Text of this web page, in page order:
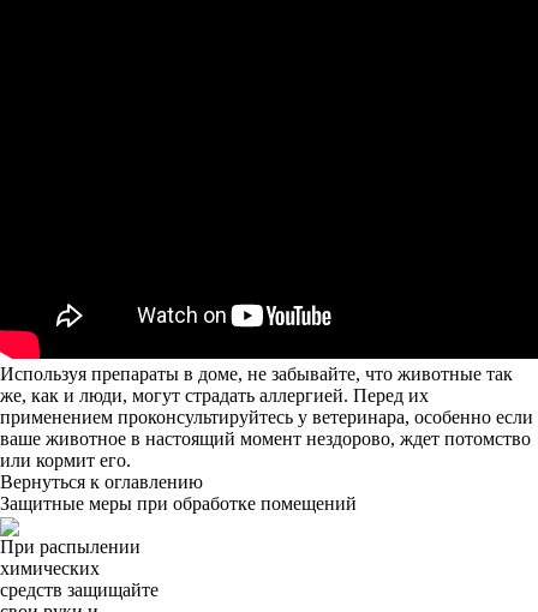
Используя препараты в доме, не забывайте, что животные так
же, как и люди, могут страдать аллергией. Перед их
применением проконсультируйтесь у ветеринара, особенно если
ваше животное в настоящий момент нездорово, ждет потомство
или кормит его.
Вернуться к оглавлению
Защитные меры при обработке помещений
При распылении
химических
средств защищайте